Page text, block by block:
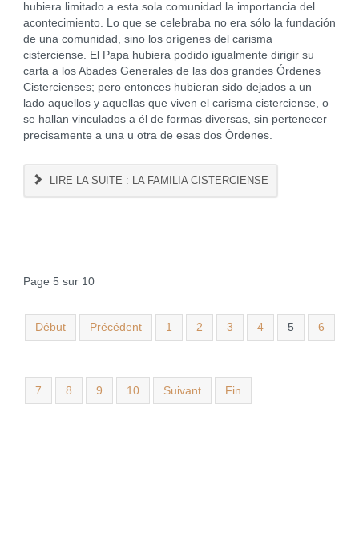
hubiera limitado a esta sola comunidad la importancia del
acontecimiento. Lo que se celebraba no era sólo la fundación
de una comunidad, sino los orígenes del carisma
cisterciense. El Papa hubiera podido igualmente dirigir su
carta a los Abades Generales de las dos grandes Órdenes
Cistercienses; pero entonces hubieran sido dejados a un
lado aquellos y aquellas que viven el carisma cisterciense, o
se hallan vinculados a él de formas diversas, sin pertenecer
precisamente a una u otra de esas dos Órdenes.
LIRE LA SUITE : LA FAMILIA CISTERCIENSE
Page 5 sur 10
Début Précédent 1 2 3 4 5 6
7 8 9 10 Suivant Fin